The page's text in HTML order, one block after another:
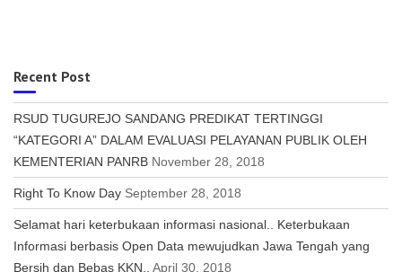
Recent Post
RSUD TUGUREJO SANDANG PREDIKAT TERTINGGI
“KATEGORI A” DALAM EVALUASI PELAYANAN PUBLIK OLEH
KEMENTERIAN PANRB November 28, 2018
Right To Know Day September 28, 2018
Selamat hari keterbukaan informasi nasional.. Keterbukaan
Informasi berbasis Open Data mewujudkan Jawa Tengah yang
Bersih dan Bebas KKN..
April 30, 2018